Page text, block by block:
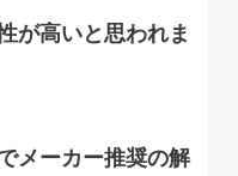
が高いと思われま
メーカー推奨の解